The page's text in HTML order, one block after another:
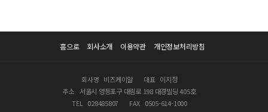
홈으로 회사소개 이용약관 개인정보처리방침
회사명 비즈케이알 대표 이지정
주소
서울시 영등포구 대림로 198 대경빌딩 405호
TEL
028485807 FAX 0505-614-1000